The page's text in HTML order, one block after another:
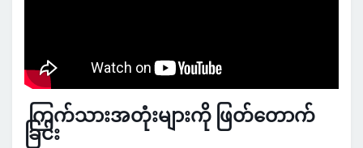
ကြက်သားအတုံးများကို ဖြတ်တောက်
ခြင်း